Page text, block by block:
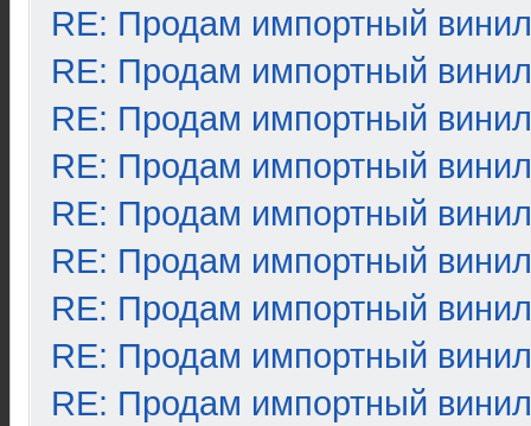
RE: Продам импортный винил
RE: Продам импортный винил
RE: Продам импортный винил
RE: Продам импортный винил
RE: Продам импортный винил
RE: Продам импортный винил
RE: Продам импортный винил
RE: Продам импортный винил
RE: Продам импортный винил